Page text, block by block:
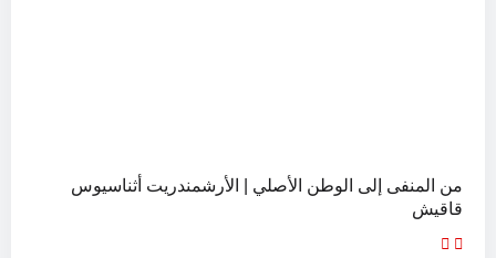
من المنفى إلى الوطن الأصلي | الأرشمندريت أثناسيوس
قاقيش